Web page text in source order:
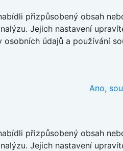
přizpůsobený obsah
Jejich nastavení
údajů a používání
Ano,
přizpůsobený obsah
Jejich nastavení